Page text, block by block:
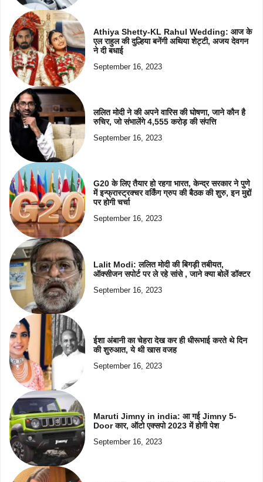
Athiya Shetty-KL Rahul Wedding: आज के
एल राहुल की दुल्हिया बनेंगी अथिया शेट्टी, अजय देवगन
ने दी बधाई
September 16, 2023
ललित मोदी ने की अपने वारिस की घोषणा, जाने कौन है
रुचिर, जो संभालेंगे 4,555 करोड़ की संपत्ति
September 16, 2023
G20 के लिए तैयार हो रहगा भारत, केन्द्र सरकार ने पुणे
में इन्फ्रास्ट्रक्चर वर्किंग ग्रुप की बैठक की शुरु, इन मुद्दों
पर होगी चर्चा
September 16, 2023
Lalit Modi: ललित मोदी की बिगड़ी तबीयत,
ऑक्सीजन सपोर्ट पर ले रहे सांसे , जाने क्या बोलें डॉक्टर
September 16, 2023
ईशा अंबानी का चेहरा देख कर ही धीरूभाई करते थे दिन
की शुरुआत, ये थी खास वजह
September 16, 2023
Maruti Jimny in india: आ गई Jimny 5-
Door कार, ऑटो एक्सपो 2023 में होगी पेश
September 16, 2023